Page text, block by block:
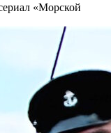
«Морской